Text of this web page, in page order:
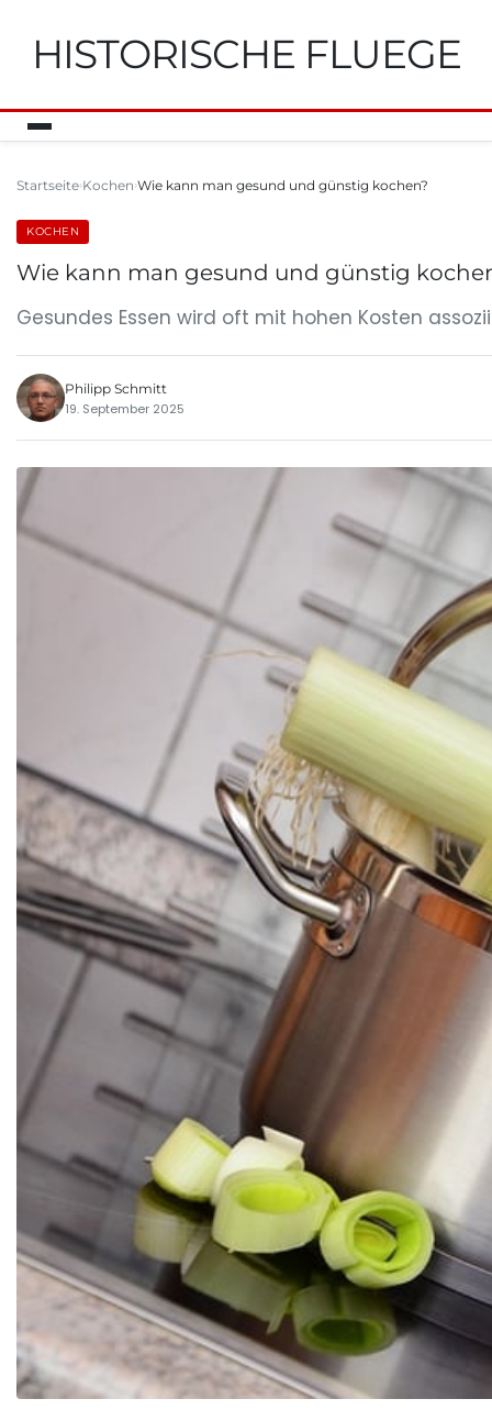
HISTORISCHE FLUEGE
Startseite Kochen Wie kann man gesund und günstig kochen?
KOCHEN
Wie kann man gesund und günstig
Gesundes Essen wird oft mit hohen Kosten
Philipp Schmitt
19. September 2025